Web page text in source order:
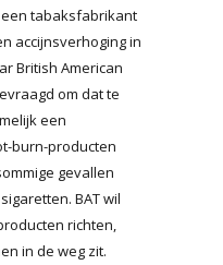
tabaksfabrikant
accijnsverhoging in
British American
om dat te
een
burn-producten
gevallen
BAT wil
richten,
in de weg zit.